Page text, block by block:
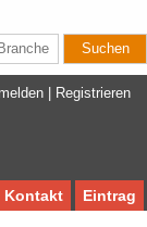
Registrieren
Eintrag
Kontakt